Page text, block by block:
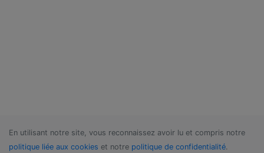
En utilisant notre site, vous reconnaissez avoir lu et compris notre
politique liée aux cookies et notre politique de confidentialité.